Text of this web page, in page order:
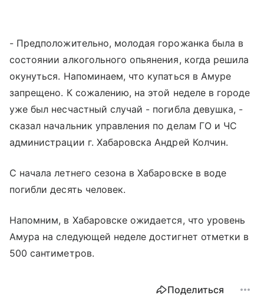
- Предположительно, молодая горожанка была в
состоянии алкогольного опьянения, когда решила
окунуться. Напоминаем, что купаться в Амуре
запрещено. К сожалению, на этой неделе в городе
уже был несчастный случай - погибла девушка, -
сказал начальник управления по делам ГО и ЧС
администрации г. Хабаровска Андрей Колчин.
С начала летнего сезона в Хабаровске в воде
погибли десять человек.
Напомним, в Хабаровске ожидается, что уровень
Амура на следующей неделе достигнет отметки в
500 сантиметров.
Поделиться